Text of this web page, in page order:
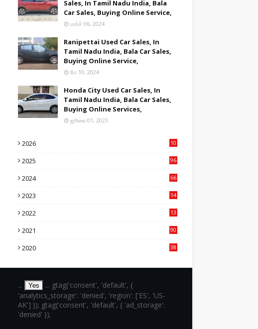
Sales, In Tamil Nadu India, Bala
Car Sales, Buying Online Service,
மார்ச் 06, 2024
Ranipettai Used Car Sales, In
Tamil Nadu India, Bala Car Sales,
Buying Online Service,
மே 10, 2024
Honda City Used Car Sales, In
Tamil Nadu India, Bala Car Sales,
Buying Online Services,
ஜூலை 01, 2023
2026
10
2025
96
2024
66
2023
14
2022
13
2021
90
2020
38
... Yes
... gtag('consent', 'default', {
'analytics_storage': 'denied', 'region': ['ES', 'US-
AK'] }); gtag('consent', 'default', { 'ad_storage':
'denied' });